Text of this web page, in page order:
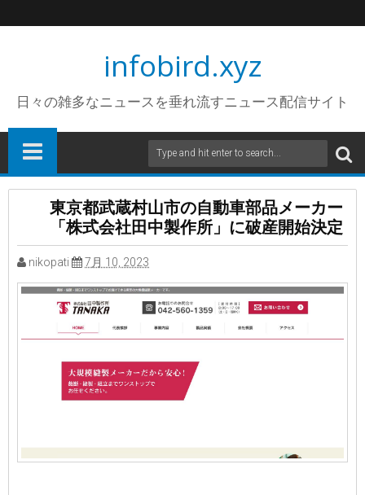
infobird.xyz
日々の雑多なニュースを垂れ流すニュース配信サイト
東京都武蔵村山市の自動車部品メーカー
「株式会社田中製作所」に破産開始決定
nikopati 7月 10, 2023